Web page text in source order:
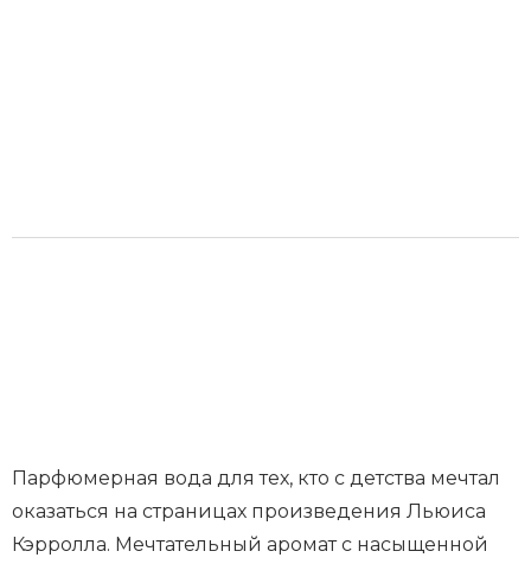
Парфюмерная вода для тех, кто с детства мечтал
оказаться на страницах произведения Льюиса
Кэрролла. Мечтательный аромат с насыщенной